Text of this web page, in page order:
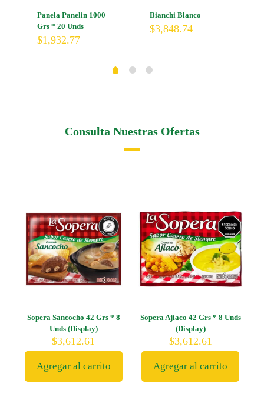
Panela Panelin 1000
Grs * 20 Unds
$1,932.77
Bianchi Blanco
$3,848.74
Consulta Nuestras Ofertas
Sopera Sancocho 42 Grs * 8
Unds (Display)
$3,612.61
Agregar al carrito
Sopera Ajiaco 42 Grs * 8 Unds
(Display)
$3,612.61
Agregar al carrito